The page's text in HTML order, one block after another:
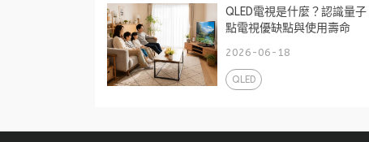
QLED電視是什麼？認識量子
點電視優缺點與使用壽命
2026-06-18
QLED